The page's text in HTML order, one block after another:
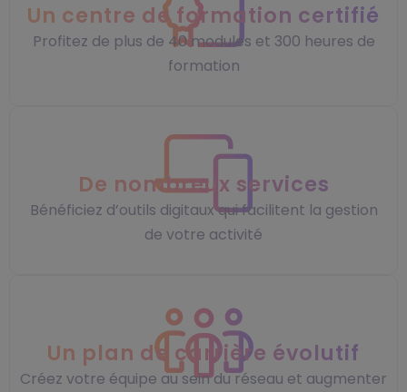
Un centre de formation certifié
Profitez de plus de 40 modules et 300 heures de
formation
De nombreux services
Bénéficiez d’outils digitaux qui facilitent la gestion
de votre activité
Un plan de carrière évolutif
Créez votre équipe au sein du réseau et augmenter